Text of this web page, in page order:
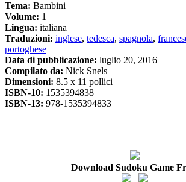
Tema: Bambini
Volume: 1
Lingua: italiana
Traduzioni: inglese, tedesca, spagnola,
portoghese
Data di pubblicazione: luglio 20, 2016
Compilato da: Nick Snels
Dimensioni: 8.5 x 11 pollici
ISBN-10: 1535394838
ISBN-13: 978-1535394833
Download Sudoku Game